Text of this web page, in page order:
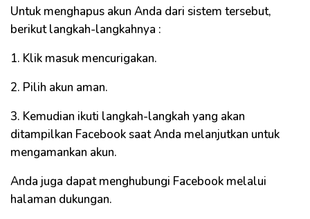
Untuk menghapus akun Anda dari sistem tersebut,
berikut langkah-langkahnya :
1. Klik masuk mencurigakan.
2. Pilih akun aman.
3. Kemudian ikuti langkah-langkah yang akan
ditampilkan Facebook saat Anda melanjutkan untuk
mengamankan akun.
Anda juga dapat menghubungi Facebook melalui
halaman dukungan.